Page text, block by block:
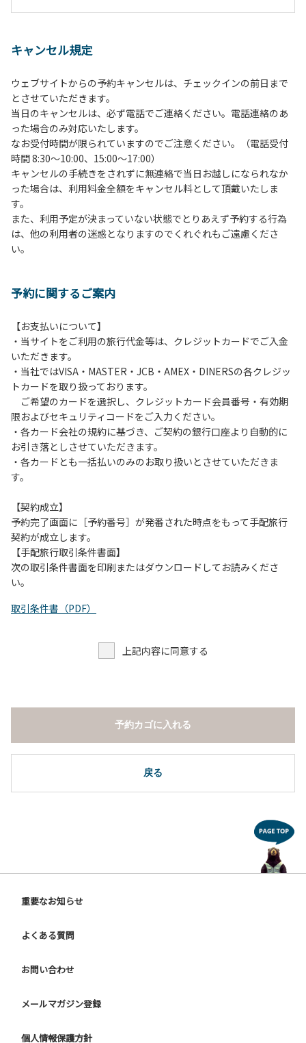
２、中学生以下だけでの利用はできません。高校生以上の方
３、テントサイト（多目的広場を含む。）の使用は、事前に
予約いただいた方のみで、連泊の方を除き、正午からです。
基本的に、テント1張りにつき1区画の予約をお願いします。
管理棟にてチェックインの手続きを行ってください。午後3
時前にお越しの方は、午後3時になりましたら管理棟にて手
続きを行ってください。午後5時過ぎにお越しの方は、翌朝
手続きを行ってください。
４、車両は、荷物の積み下ろし時以外は、駐車場にとめてく
ださい。
５、チェックアウトは、午前10時まで（日帰り使用の場合は
午後5時まで）です。チェックインの手続きを行っていない
方や使用人数が増えた場合は、必ず手続きを行ってくださ
ら午前10時までの間にゴミステーションに出してください。
は、お持ち帰りをお願いします。
【禁止事項】
カラオケ、発電機、地面での直火による焚き火、キャンプフ
ァイヤー、打ち上げ式花火、テントサウナの設置
【注意事項】
当キャンプ場のそばを流れる歴舟川は、上流で雨が降ると短
時間で増水し、川原で遊んでいると大変危険な状態になりや
すく、過去にも増水により人が流される事故が数件起きてい
（１）川原にテントやタープを張らない。
（２）雨が降ったときは川原で遊ばない。
（３）カムイコタン公園キャンプ場で雨が降らなくても、上
流で雨が降り急に増水することがあるので、水の濁りに注意
し、濁り始めたときには直ちに川原での遊びを中止する。
（４）キャンプ場の管理者や地元住民から川についての注意
キャンセル規定
ウェブサイトからの予約キャンセルは、チェックインの前日まで
とさせていただきます。
当日のキャンセルは、必ず電話でご連絡ください。電話連絡のあ
った場合のみ対応いたします。
なお受付時間が限られていますのでご注意ください。（電話受付
時間 8:30～10:00、15:00～17:00）
キャンセルの手続きをされずに無連絡で当日お越しになられなか
った場合は、利用料金全額をキャンセル料として頂戴いたしま
す。
また、利用予定が決まっていない状態でとりあえず予約する行為
は、他の利用者の迷惑となりますのでくれぐれもご遠慮くださ
い。
予約に関するご案内
【お支払いについて】
・当サイトをご利用の旅行代金等は、クレジットカードでご入金
いただきます。
・当社ではVISA・MASTER・JCB・AMEX・DINERSの各クレジッ
トカードを取り扱っております。
ご希望のカードを選択し、クレジットカード会員番号・有効期
限およびセキュリティコードをご入力ください。
・各カード会社の規約に基づき、ご契約の銀行口座より自動的に
お引き落としさせていただきます。
・各カードとも一括払いのみのお取り扱いとさせていただきま
す。
【契約成立】
予約完了画面に［予約番号］が発番された時点をもって手配旅行
契約が成立します。
【手配旅行取引条件書面】
次の取引条件書面を印刷またはダウンロードしてお読みくださ
い。
取引条件書（PDF）
上記内容に同意する
戻る
予約カゴに入れる
重要なお知らせ
よくある質問
お問い合わせ
メールマガジン登録
個人情報保護方針